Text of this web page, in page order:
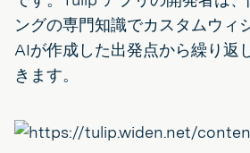
ングの専門知識でカスタムウィ
AIが作成した出発点から繰り返
きます。